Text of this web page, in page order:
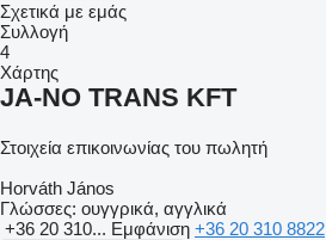
Σχετικά με εμάς
Συλλογή
4
Χάρτης
JA-NO TRANS KFT
Στοιχεία επικοινωνίας του πωλητή
Horváth János
Γλώσσες: ουγγρικά, αγγλικά
+36 20 310... Εμφάνιση +36 20 310 8822